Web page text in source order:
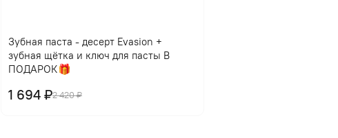
Зубная паста - десерт Evasion +
зубная щётка и ключ для пасты В
ПОДАРОК🎁
2 420 ₽
1 694 ₽